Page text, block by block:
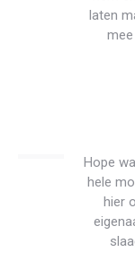
laten
Hope
hele
hier